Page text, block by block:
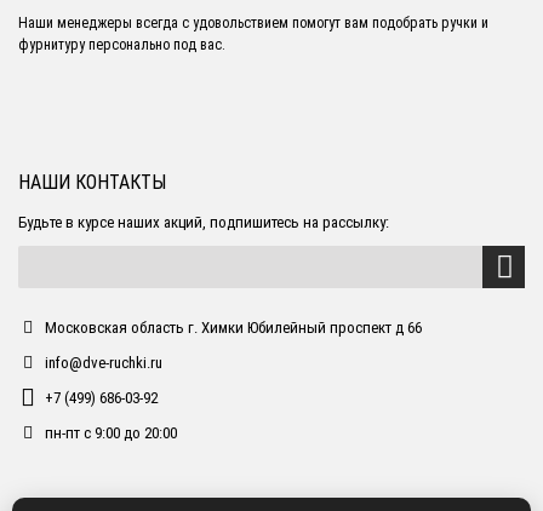
Наши менеджеры всегда с удовольствием помогут вам подобрать ручки и
фурнитуру персонально под вас.
НАШИ КОНТАКТЫ
Будьте в курсе наших акций, подпишитесь на рассылку:
Московская область г. Химки Юбилейный проспект д 66
info@dve-ruchki.ru
+7 (499) 686-03-92
пн-пт с 9:00 до 20:00